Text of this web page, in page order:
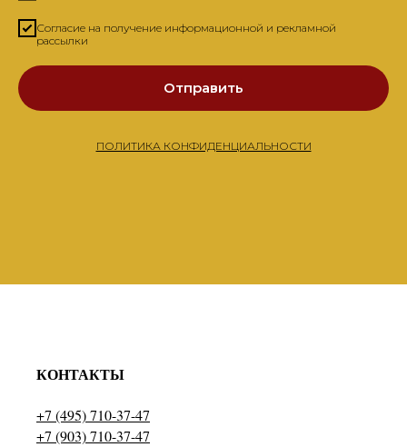
Согласие на получение информационной и рекламной
рассылки
Отправить
ПОЛИТИКА КОНФИДЕНЦИАЛЬНОСТИ
КОНТАКТЫ
+7 (495) 710-37-47
+7 (903) 710-37-47